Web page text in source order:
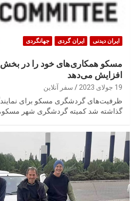
ایران‌ دیدنی ایران گردی جهانگردی
مسکو همکاری‌های خود را در بخش
افزایش می‌دهد
19 جولای 2023 سفر آنلاین
ظرفیت‌های گردشگری مسکو برای
گذاشته شد کمیته گردشگری شهر